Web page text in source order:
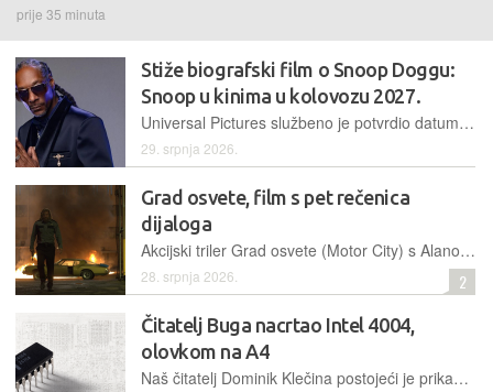
prije 35 minuta
Stiže biografski film o Snoop Doggu:
Snoop u kinima u kolovozu 2027.
Universal Pictures službeno je potvrdio datum premijere filma o jednoj od najpoznatijih figura hip-hop scene. Ulogu legendarnog repera preuzet će zvijezda serije Outer Banks.
29. srpnja 2026.
Grad osvete, film s pet rečenica
dijaloga
Akcijski triler Grad osvete (Motor City) s Alanom Ritchsonom u glavnoj ulozi u cijelom trajanju od 103 minute sadrži tek petnaestak sekundi govora, odnosno približno pet izgovorenih rečenica.
28. srpnja 2026. 2
Čitatelj Buga nacrtao Intel 4004,
olovkom na A4
Naš čitatelj Dominik Klečina postojeći je prikaz Intela 4004 olovkom prenio na A4 papir, pokazujući koliko je složeno izgledao raspored jednog od prvih mikroprocesora